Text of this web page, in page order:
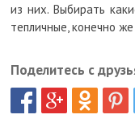
из них. Выбирать
тепличные, конечно
Поделитесь с